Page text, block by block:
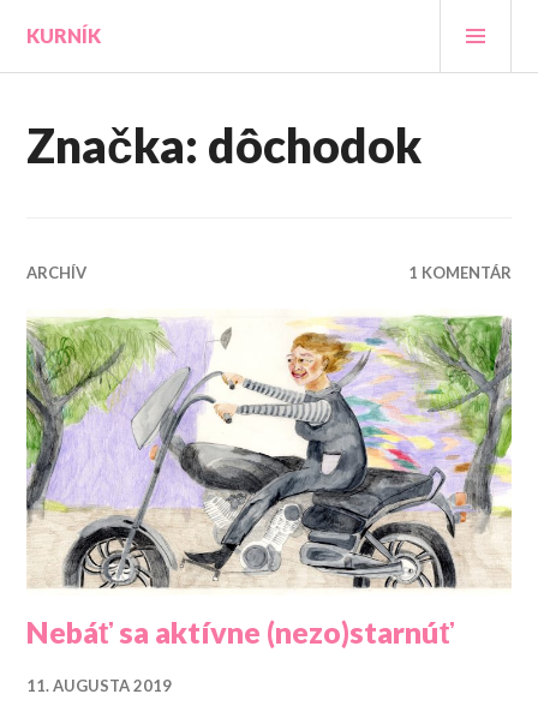
obsah
KURNÍK
Značka: dôchodok
ARCHÍV 1 KOMENTÁR
Nebáť sa aktívne (nezo)starnúť
11. AUGUSTA 2019